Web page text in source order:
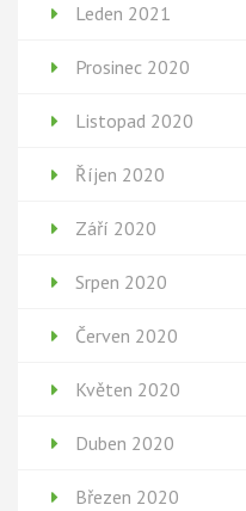
Leden 2021
Prosinec 2020
Listopad 2020
Říjen 2020
Září 2020
Srpen 2020
Červen 2020
Květen 2020
Duben 2020
Březen 2020